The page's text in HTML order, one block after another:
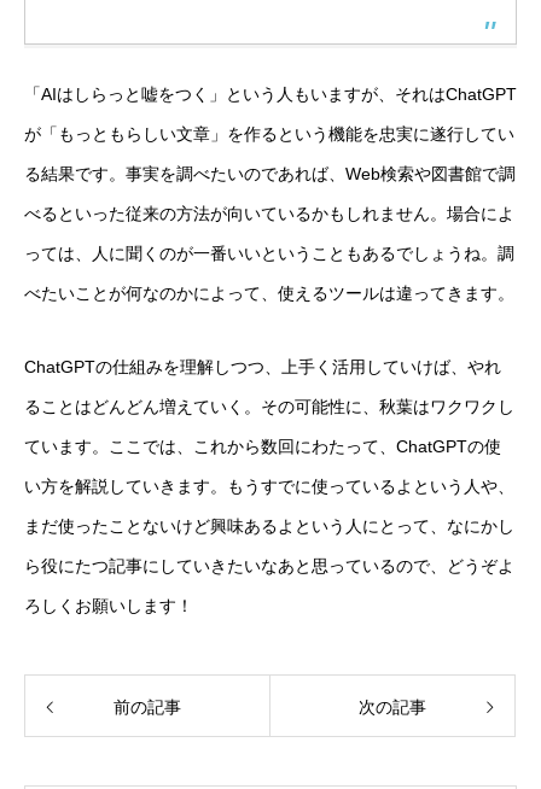
「AIはしらっと嘘をつく」という人もいますが、それはChatGPT
が「もっともらしい文章」を作るという機能を忠実に遂行してい
る結果です。事実を調べたいのであれば、Web検索や図書館で調
べるといった従来の方法が向いているかもしれません。場合によ
っては、人に聞くのが一番いいということもあるでしょうね。調
べたいことが何なのかによって、使えるツールは違ってきます。
ChatGPTの仕組みを理解しつつ、上手く活用していけば、やれ
ることはどんどん増えていく。その可能性に、秋葉はワクワクし
ています。ここでは、これから数回にわたって、ChatGPTの使
い方を解説していきます。もうすでに使っているよという人や、
まだ使ったことないけど興味あるよという人にとって、なにかし
ら役にたつ記事にしていきたいなあと思っているので、どうぞよ
ろしくお願いします！
前の記事 次の記事